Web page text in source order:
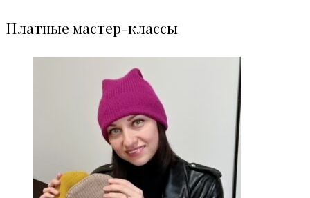
Платные мастер-классы